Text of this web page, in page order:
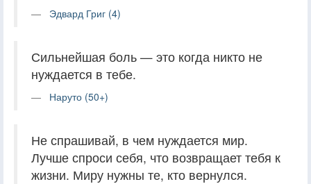
Эдвард Григ (4)
Сильнейшая боль — это когда никто не
нуждается в тебе.
Наруто (50+)
Не спрашивай, в чем нуждается мир.
Лучше спроси себя, что возвращает тебя к
жизни. Миру нужны те, кто вернулся.